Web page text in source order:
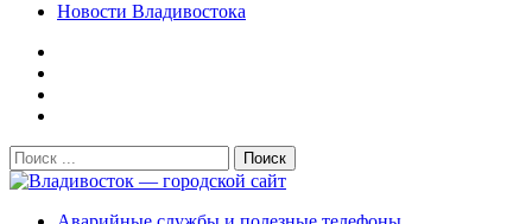
Новости Владивостока
Поиск: